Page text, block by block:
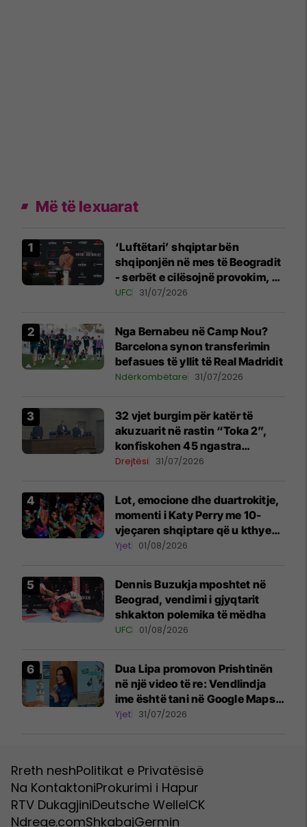
Më të lexuarat
‘Luftëtari’ shqiptar bën
shqiponjën në mes të Beogradit
- serbët e cilësojnë provokim, ai
e cilëson simbol të identitetit
UFC 31/07/2026
Nga Bernabeu në Camp Nou?
Barcelona synon transferimin
befasues të yllit të Real Madridit
Ndërkombëtare 31/07/2026
32 vjet burgim për katër të
akuzuarit në rastin “Toka 2”,
konfiskohen 45 ngastra
kadastrale
Drejtësi 31/07/2026
Lot, emocione dhe duartrokitje,
momenti i Katy Perry me 10-
vjeçaren shqiptare që u kthye
në simbolin e natës në Sunny
Yjet 01/08/2026
Dennis Buzukja mposhtet në
Beograd, vendimi i gjyqtarit
shkakton polemika të mëdha
UFC 01/08/2026
Dua Lipa promovon Prishtinën
në një video të re: Vendlindja
ime është tani në Google Maps
Street View
Yjet 31/07/2026
Rreth neshPolitikat e Privatësisë
Na KontaktoniProkurimi i Hapur
RTV DukagjiniDeutsche WelleICK
Ndreqe.comShkabajGermin